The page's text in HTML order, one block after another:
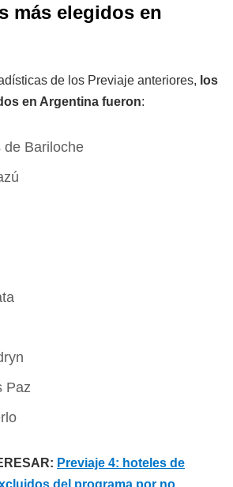
más elegidos en
de los Previaje anteriores, los
en Argentina fueron:
de Bariloche
Paz
Previaje 4: hoteles de
del programa por no